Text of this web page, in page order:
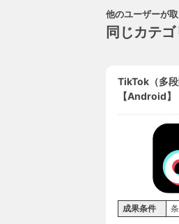
他のユーザーが
同じカテ
TikTok（多段
【Android】
成果条件